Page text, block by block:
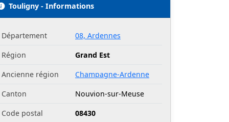
Touligny - Informations
Département
08, Ardennes
Région
Grand Est
Ancienne région
Champagne-Ardenne
Canton
Nouvion-sur-Meuse
Code postal
08430